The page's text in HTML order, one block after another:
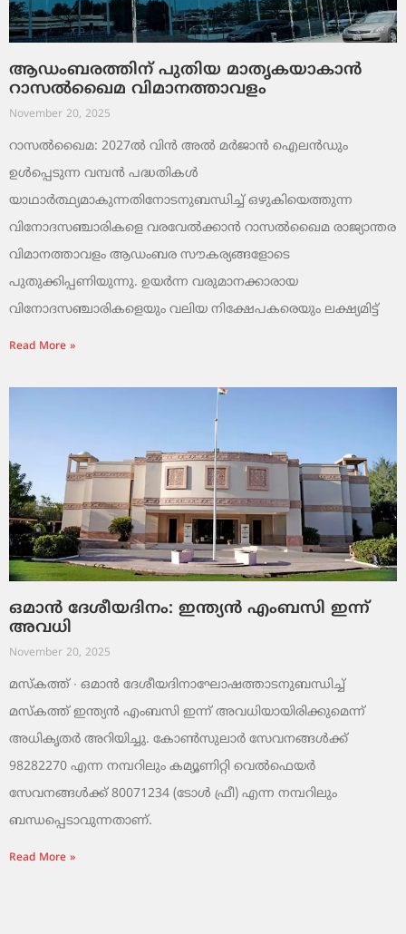
ആഡംബരത്തിന് പുതിയ മാതൃകയാകാൻ
റാസൽഖൈമ വിമാനത്താവളം
November 20, 2025
റാസൽഖൈമ: 2027ൽ വിൻ അൽ മർജാൻ ഐലൻഡും
ഉൾപ്പെടുന്ന വമ്പൻ പദ്ധതികൾ
യാഥാർത്ഥ്യമാകുന്നതിനോടനുബന്ധിച്ച് ഒഴുകിയെത്തുന്ന
വിനോദസഞ്ചാരികളെ വരവേൽക്കാൻ റാസൽഖൈമ രാജ്യാന്തര
വിമാനത്താവളം ആഡംബര സൗകര്യങ്ങളോടെ
പുതുക്കിപ്പണിയുന്നു. ഉയർന്ന വരുമാനക്കാരായ
വിനോദസഞ്ചാരികളെയും വലിയ നിക്ഷേപകരെയും ലക്ഷ്യമിട്ട്
Read More »
ഒമാൻ ദേശീയദിനം: ഇന്ത്യൻ എംബസി ഇന്ന്
അവധി
November 20, 2025
മസ്‌കത്ത് ∙ ഒമാൻ ദേശീയദിനാഘോഷത്താടനുബന്ധിച്ച്
മസ്‌കത്ത് ഇന്ത്യൻ എംബസി ഇന്ന് അവധിയായിരിക്കുമെന്ന്
അധികൃതർ അറിയിച്ചു. കോൺസുലാർ സേവനങ്ങൾക്ക്
98282270 എന്ന നമ്പറിലും കമ്യൂണിറ്റി വെൽഫെയർ
സേവനങ്ങൾക്ക് 80071234 (ടോൾ ഫ്രീ) എന്ന നമ്പറിലും
ബന്ധപ്പെടാവുന്നതാണ്.
Read More »